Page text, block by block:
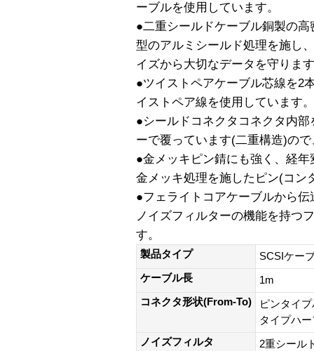
ーブルを使用しています。
●二重シールドケーブル銅製の
型のアルミシールド処理を施し
イズから大切なデータを守りま
●ツイストペアケーブル芯線を2
イストペア線を使用しています。
●シールドコネクタコネクタ内
ーで覆っています(二重構造)の
●金メッキピン錆にも強く、経
金メッキ処理を施したピン(コン
●フェライトコアケーブルから
ノイズフィルターの機能を持つ
す。
製品タイプ
SCSIケー
ケーブル長
1m
コネクタ形状(From-To)
ピンタイ
タイプハ
ノイズフィルタ
2重シール